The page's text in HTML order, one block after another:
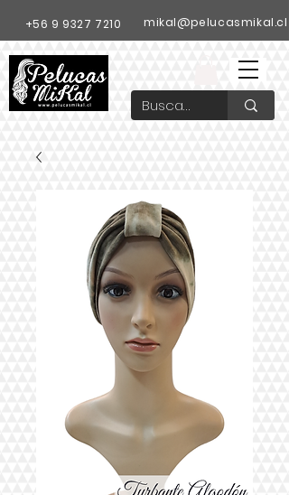
+56 9 9327 7210 mikal@pelucasmikal.cl